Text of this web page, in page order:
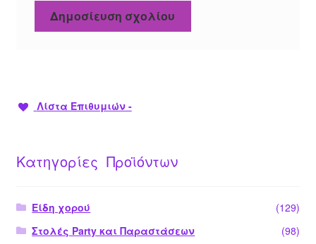
Λίστα Επιθυμιών -
Κατηγορίες Προϊόντων
Είδη χορού
(129)
Στολές Party και Παραστάσεων
(98)